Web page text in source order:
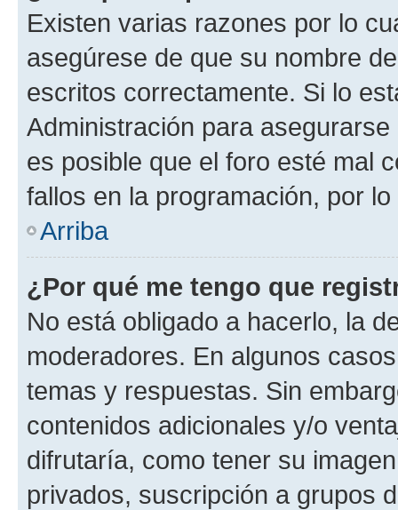
Existen varias razones por lo
asegúrese de que su nombre
escritos correctamente. Si lo
Administración para
es posible que el foro esté mal
fallos en la programación, por
Arriba
¿Por qué me tengo que
No está obligado a hacerlo, la
moderadores. En algunos
temas y respuestas. Sin
contenidos adicionales y/o
difrutaría, como tener su
privados, suscripción a grupos